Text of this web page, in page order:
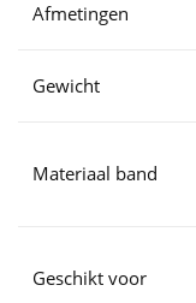
Afmetingen
Gewicht
Materiaal band
Geschikt voor